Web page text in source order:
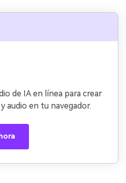
de IA en línea para crear
audio en tu navegador.